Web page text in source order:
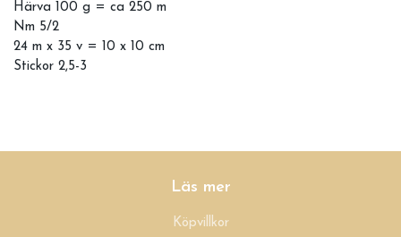
Härva 100 g = ca 250 m
Nm 5/2
24 m x 35 v = 10 x 10 cm
Stickor 2,5-3
Läs mer
Köpvillkor